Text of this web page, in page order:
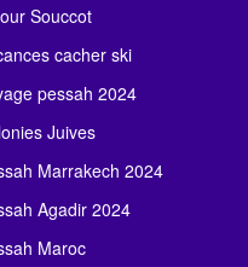
Souccot
cacher ski
pessah 2024
Juives
Marrakech 2024
Agadir 2024
Maroc